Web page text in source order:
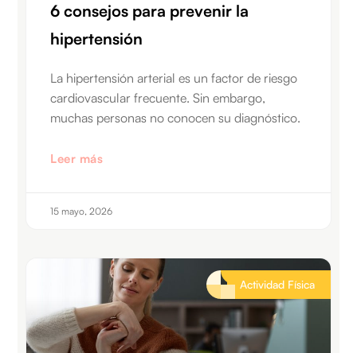
6 consejos para prevenir la
hipertensión
La hipertensión arterial es un factor de riesgo
cardiovascular frecuente. Sin embargo,
muchas personas no conocen su diagnóstico.
Leer más
15 mayo, 2026
Actividad Física